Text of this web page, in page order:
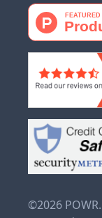
©2026